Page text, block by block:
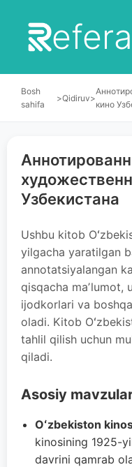
Bosh
sahifa
>Qidiruv>
кино
Узбекистана
Ushbu kitob
yilgacha yaratilgan
annotatsiyalangan
qisqacha maʼlumot,
ijodkorlari va
oladi. Kitob
tahlil qilish uchun
qiladi.
Asosiy
Oʻzbekiston
kinosining 1925-
davrini qamrab